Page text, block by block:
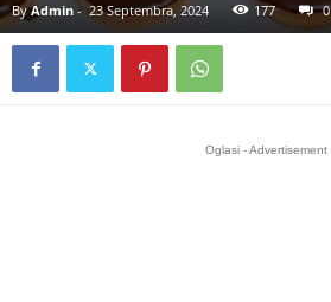
By Admin - 23 Septembra, 2024 177 0
Oglasi - Advertisement